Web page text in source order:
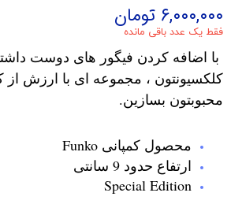
۶,۰۰۰,۰۰۰ تومان
فقط یک عدد باقی مانده
با اضافه کردن فیگور های دوست
کلکسیونتون ، مجموعه ای با ارزش از
محبوبتون بسازین.
محصول کمپانی Funko
ارتفاع حدود 9 سانتی
Special Edition